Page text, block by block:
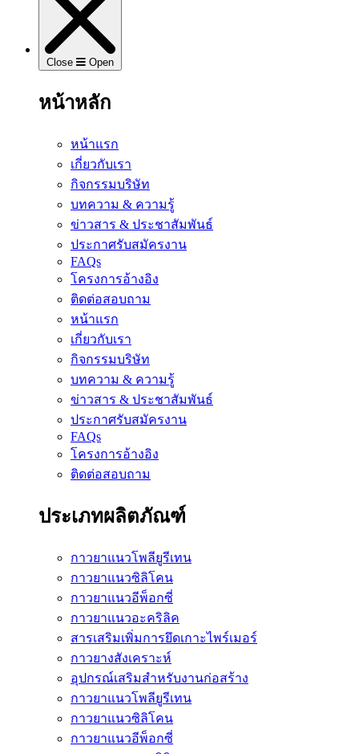
Close Open
หน้าหลัก
หน้าแรก
เกี่ยวกับเรา
กิจกรรมบริษัท
บทความ & ความรู้
ข่าวสาร & ประชาสัมพันธ์
ประกาศรับสมัครงาน
FAQs
โครงการอ้างอิง
ติดต่อสอบถาม
หน้าแรก
เกี่ยวกับเรา
กิจกรรมบริษัท
บทความ & ความรู้
ข่าวสาร & ประชาสัมพันธ์
ประกาศรับสมัครงาน
FAQs
โครงการอ้างอิง
ติดต่อสอบถาม
ประเภทผลิตภัณฑ์
กาวยาแนวโพลียูรีเทน
กาวยาแนวซิลิโคน
กาวยาแนวอีพ็อกซี่
กาวยาแนวอะคริลิค
สารเสริมเพิ่มการยึดเกาะไพร์เมอร์
กาวยางสังเคราะห์
อุปกรณ์เสริมสำหรับงานก่อสร้าง
กาวยาแนวโพลียูรีเทน
กาวยาแนวซิลิโคน
กาวยาแนวอีพ็อกซี่